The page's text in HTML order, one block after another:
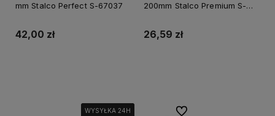
mm Stalco Perfect S-67037
42,00 zł
200mm Stalco Premium S-
26,59 zł
WYSYŁKA 24H
WYSYŁKA 24H
WYSYŁKA 24H Do ulubionych